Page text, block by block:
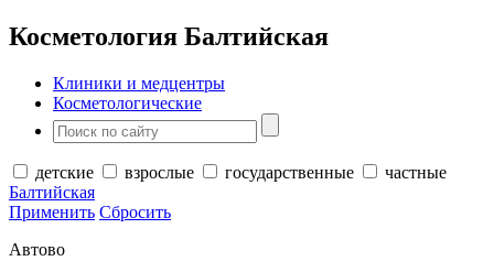
Косметология Балтийская
Клиники и медцентры
Косметологические
детские взрослые государственные
частные
Балтийская
Применить Сбросить
Автово